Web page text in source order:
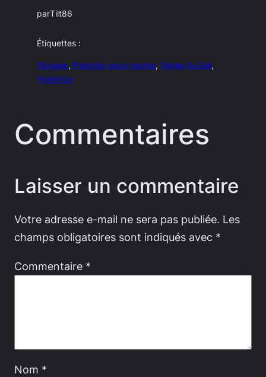
parTilt86
Étiquettes :
Plongee, Plongée-sous-marine, Pointe Au Sel
Poséidon
Commentaires
Laisser un commentaire
Votre adresse e-mail ne sera pas publiée. Les
champs obligatoires sont indiqués avec *
Commentaire *
Nom *